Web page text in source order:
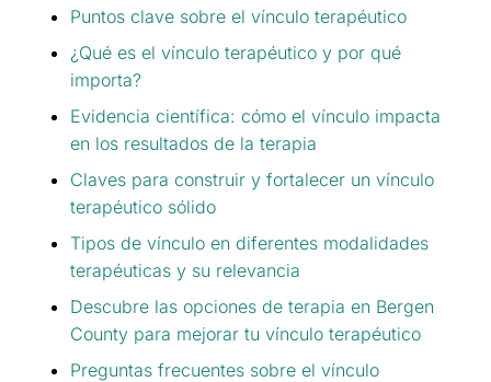
Puntos clave sobre el vínculo terapéutico
¿Qué es el vínculo terapéutico y por qué
importa?
Evidencia científica: cómo el vínculo impacta
en los resultados de la terapia
Claves para construir y fortalecer un vínculo
terapéutico sólido
Tipos de vínculo en diferentes modalidades
terapéuticas y su relevancia
Descubre las opciones de terapia en Bergen
County para mejorar tu vínculo terapéutico
Preguntas frecuentes sobre el vínculo